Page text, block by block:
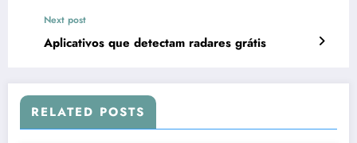
Next post
Aplicativos que detectam radares grátis
RELATED POSTS